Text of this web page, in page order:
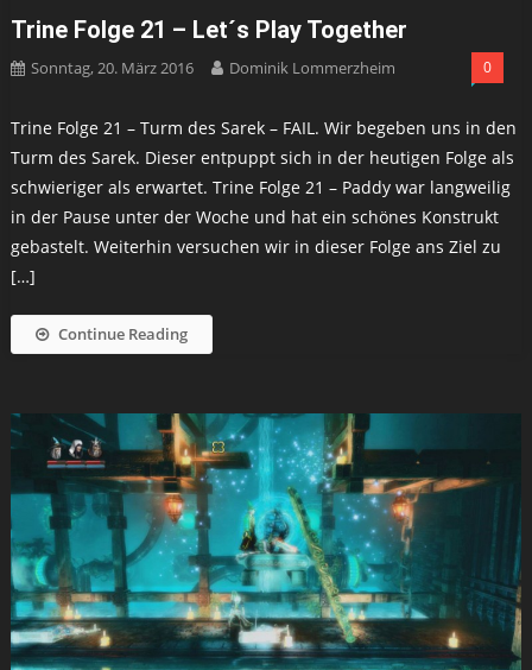
Trine Folge 21 – Let´s Play Together
Sonntag, 20. März 2016 Dominik Lommerzheim 0
Trine Folge 21 – Turm des Sarek – FAIL. Wir begeben uns in den
Turm des Sarek. Dieser entpuppt sich in der heutigen Folge als
schwieriger als erwartet. Trine Folge 21 – Paddy war langweilig
in der Pause unter der Woche und hat ein schönes Konstrukt
gebastelt. Weiterhin versuchen wir in dieser Folge ans Ziel zu
[…]
Continue Reading